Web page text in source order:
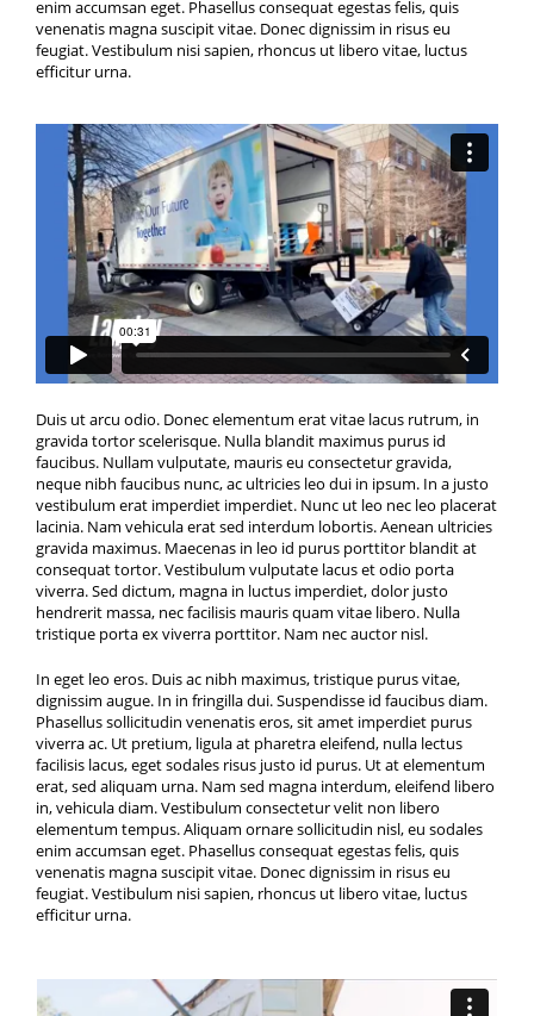
enim accumsan eget. Phasellus consequat egestas felis, quis
venenatis magna suscipit vitae. Donec dignissim in risus eu
feugiat. Vestibulum nisi sapien, rhoncus ut libero vitae, luctus
efficitur urna.
Duis ut arcu odio. Donec elementum erat vitae lacus rutrum, in
gravida tortor scelerisque. Nulla blandit maximus purus id
faucibus. Nullam vulputate, mauris eu consectetur gravida,
neque nibh faucibus nunc, ac ultricies leo dui in ipsum. In a justo
vestibulum erat imperdiet imperdiet. Nunc ut leo nec leo placerat
lacinia. Nam vehicula erat sed interdum lobortis. Aenean ultricies
gravida maximus. Maecenas in leo id purus porttitor blandit at
consequat tortor. Vestibulum vulputate lacus et odio porta
viverra. Sed dictum, magna in luctus imperdiet, dolor justo
hendrerit massa, nec facilisis mauris quam vitae libero. Nulla
tristique porta ex viverra porttitor. Nam nec auctor nisl.
In eget leo eros. Duis ac nibh maximus, tristique purus vitae,
dignissim augue. In in fringilla dui. Suspendisse id faucibus diam.
Phasellus sollicitudin venenatis eros, sit amet imperdiet purus
viverra ac. Ut pretium, ligula at pharetra eleifend, nulla lectus
facilisis lacus, eget sodales risus justo id purus. Ut at elementum
erat, sed aliquam urna. Nam sed magna interdum, eleifend libero
in, vehicula diam. Vestibulum consectetur velit non libero
elementum tempus. Aliquam ornare sollicitudin nisl, eu sodales
enim accumsan eget. Phasellus consequat egestas felis, quis
venenatis magna suscipit vitae. Donec dignissim in risus eu
feugiat. Vestibulum nisi sapien, rhoncus ut libero vitae, luctus
efficitur urna.